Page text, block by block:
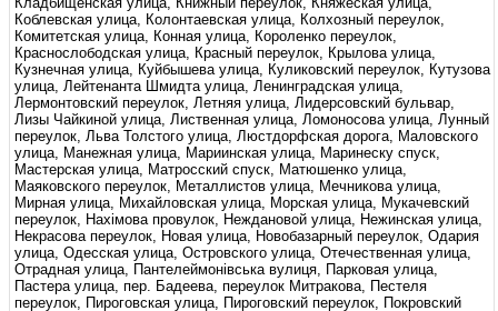
Коблевская улица, Колонтаевская улица, Колхозный переулок,
Комитетская улица, Конная улица, Короленко переулок,
Краснослободская улица, Красный переулок, Крылова улица,
Кузнечная улица, Куйбышева улица, Куликовский переулок, Кутузова
улица, Лейтенанта Шмидта улица, Ленинградская улица,
Лермонтовский переулок, Летняя улица, Лидерсовский бульвар,
Лизы Чайкиной улица, Лиственная улица, Ломоносова улица, Лунный
переулок, Льва Толстого улица, Люстдорфская дорога, Маловского
улица, Манежная улица, Мариинская улица, Маринеску спуск,
Мастерская улица, Матросский спуск, Матюшенко улица,
Маяковского переулок, Металлистов улица, Мечникова улица,
Мирная улица, Михайловская улица, Морская улица, Мукачевский
переулок, Нахімова провулок, Неждановой улица, Нежинская улица,
Некрасова переулок, Новая улица, Новобазарный переулок, Одария
улица, Одесская улица, Островского улица, Отечественная улица,
Отрадная улица, Пантелеймонівська вулиця, Парковая улица,
Пастера улица, пер. Бадеева, переулок Митракова, Пестеля
переулок, Пироговская улица, Пироговский переулок, Покровский